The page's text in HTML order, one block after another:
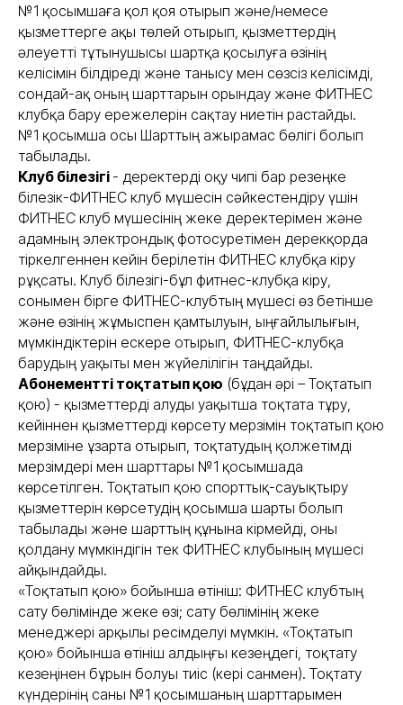
№1 қосымшаға қол қоя отырып және/немесе
қызметтерге ақы төлей отырып, қызметтердің
әлеуетті тұтынушысы шартқа қосылуға өзінің
келісімін білдіреді және танысу мен сөзсіз келісімді,
сондай-ақ оның шарттарын орындау және ФИТНЕС
клубқа бару ережелерін сақтау ниетін растайды.
№1 қосымша осы Шарттың ажырамас бөлігі болып
табылады.
Клуб білезігі - деректерді оқу чипі бар резеңке
білезік-ФИТНЕС клуб мүшесін сәйкестендіру үшін
ФИТНЕС клуб мүшесінің жеке деректерімен және
адамның электрондық фотосуретімен дерекқорда
тіркелгеннен кейін берілетін ФИТНЕС клубқа кіру
рұқсаты. Клуб білезігі-бұл фитнес-клубқа кіру,
сонымен бірге ФИТНЕС-клубтың мүшесі өз бетінше
және өзінің жұмыспен қамтылуын, ыңғайлылығын,
мүмкіндіктерін ескере отырып, ФИТНЕС-клубқа
барудың уақыты мен жүйелілігін таңдайды.
Абонементті тоқтатып қою (бұдан әрі – Тоқтатып
қою) - қызметтерді алуды уақытша тоқтата тұру,
кейіннен қызметтерді көрсету мерзімін тоқтатып қою
мерзіміне ұзарта отырып, тоқтатудың қолжетімді
мерзімдері мен шарттары №1 қосымшада
көрсетілген. Тоқтатып қою спорттық-сауықтыру
қызметтерін көрсетудің қосымша шарты болып
табылады және шарттың құнына кірмейді, оны
қолдану мүмкіндігін тек ФИТНЕС клубының мүшесі
айқындайды.
«Тоқтатып қою» бойынша өтініш: ФИТНЕС клубтың
сату бөлімінде жеке өзі; сату бөлімінің жеке
менеджері арқылы ресімделуі мүмкін. «Тоқтатып
қою» бойынша өтініш алдыңғы кезеңдегі, тоқтату
кезеңінен бұрын болуы тиіс (кері санмен). Тоқтату
күндерінің саны №1 қосымшаның шарттарымен